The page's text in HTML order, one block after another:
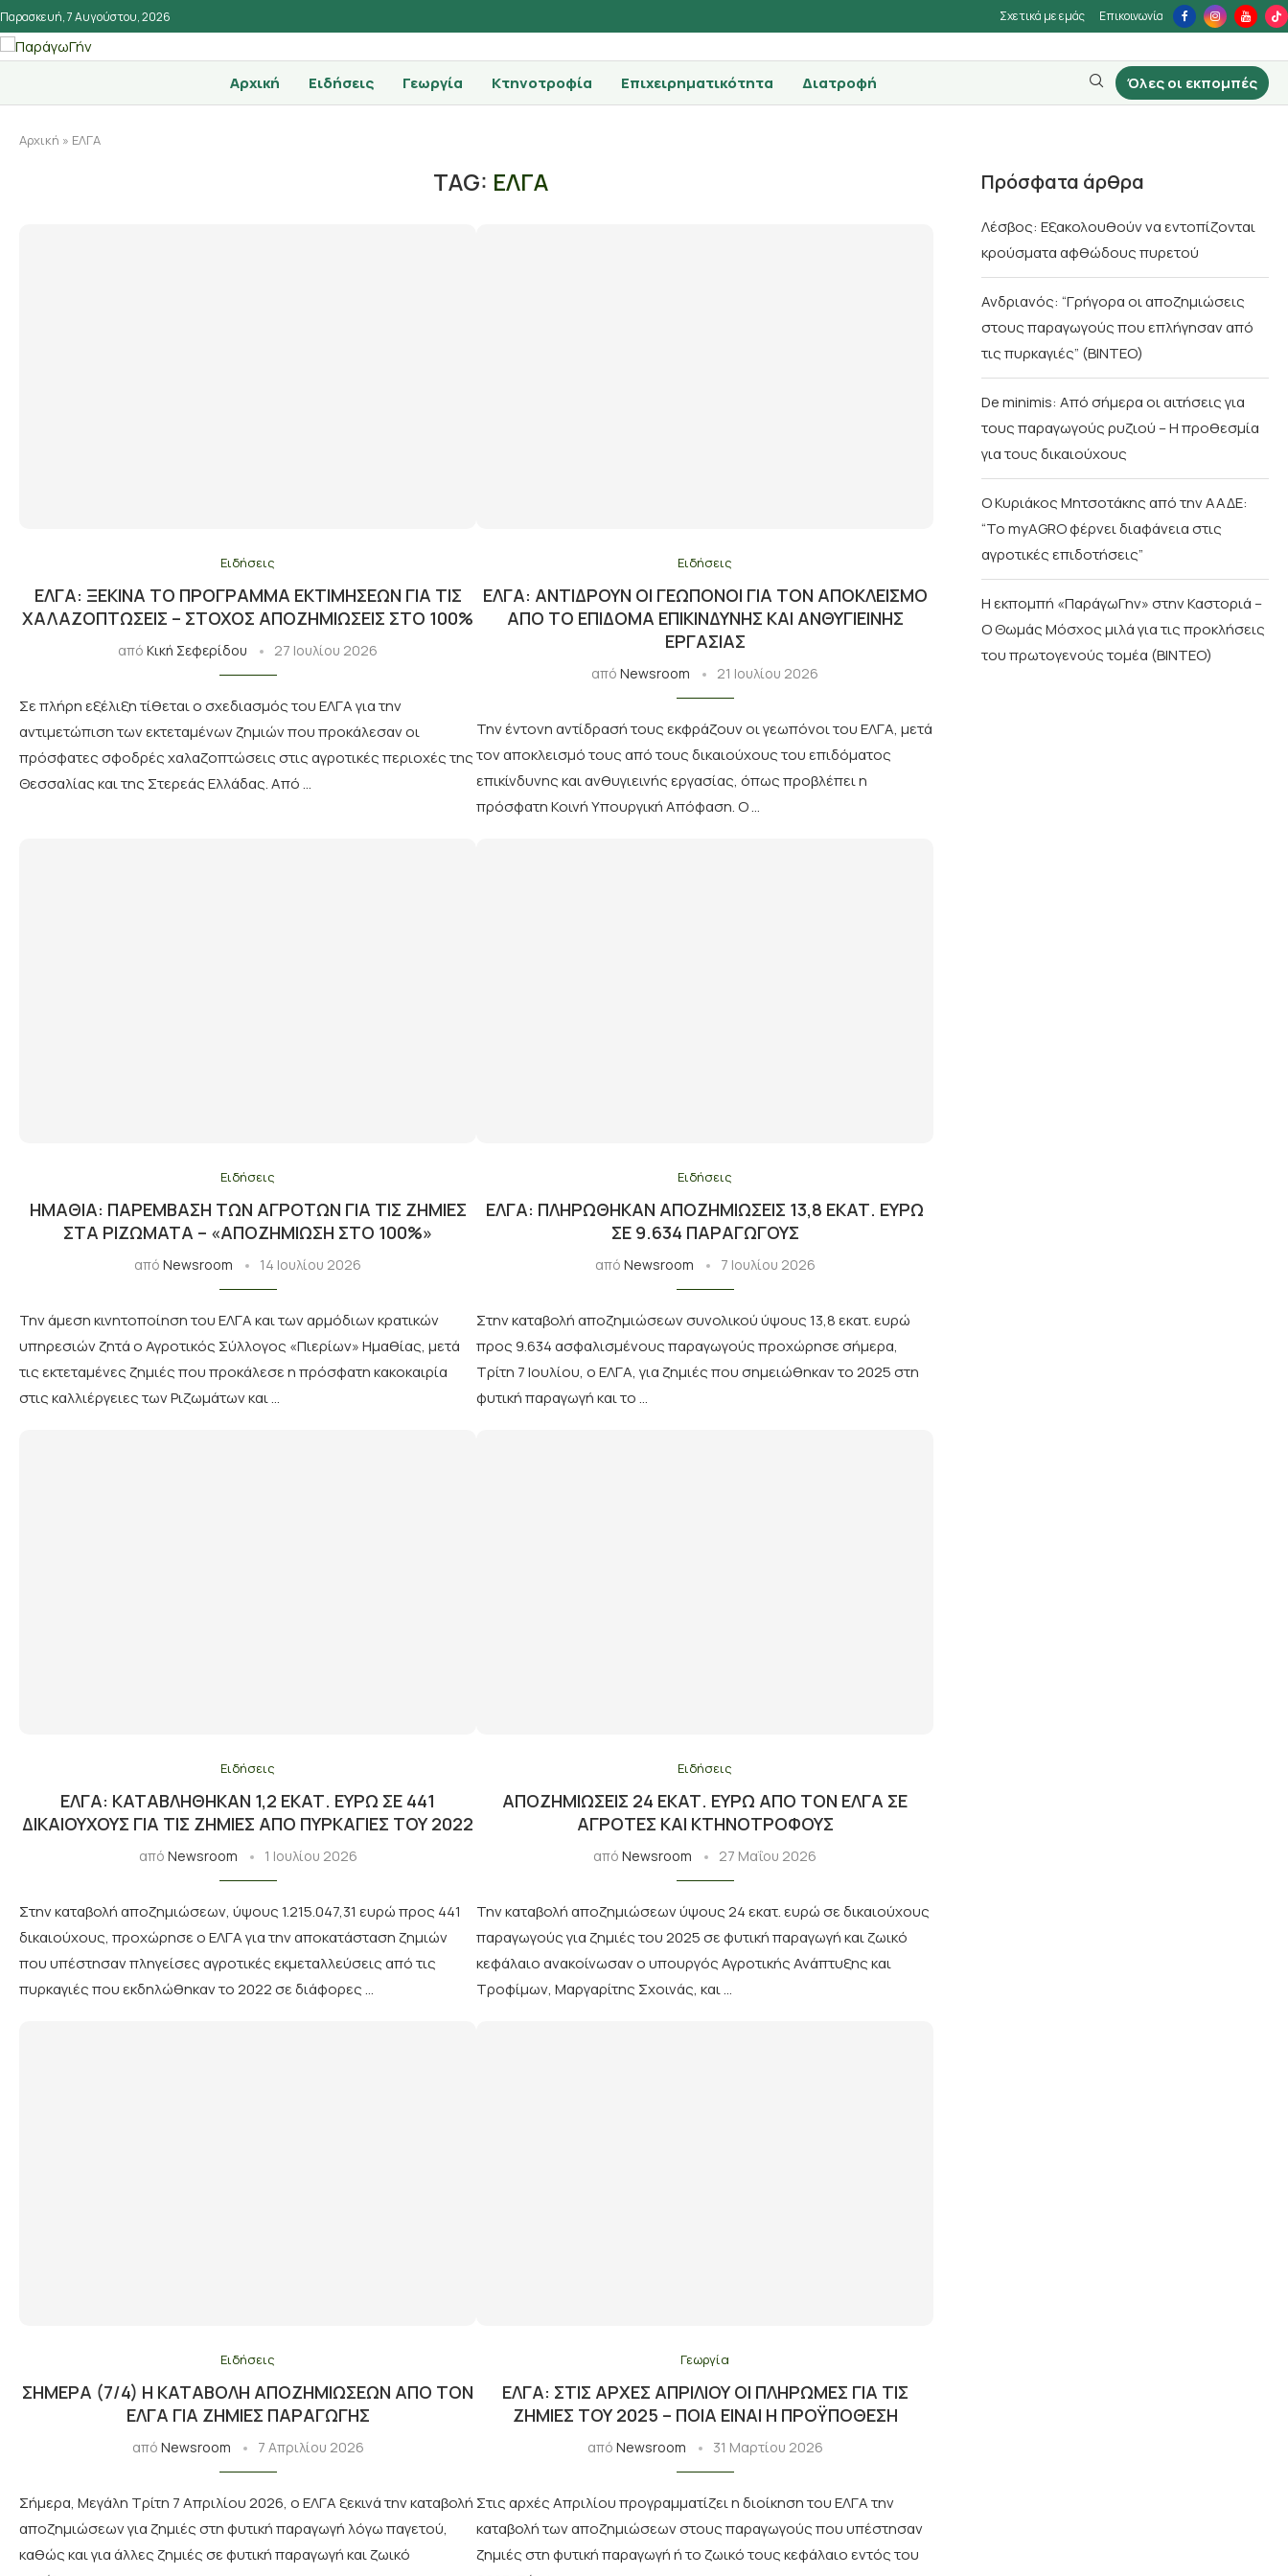
Παρασκευή, 7 Αυγούστου, 2026 Σχετικά με εμάς Επικοινωνία
Αρχική Ειδήσεις Γεωργία Κτηνοτροφία Επιχειρηματικότητα Διατροφή Όλες οι εκπομπές
Αρχική » ΕΛΓΑ
TAG: ΕΛΓΑ
Ειδήσεις
ΕΛΓΑ: ΞΕΚΙΝΆ ΤΟ ΠΡΌΓΡΑΜΜΑ ΕΚΤΙΜΉΣΕΩΝ ΓΙΑ ΤΙΣ
ΧΑΛΑΖΟΠΤΏΣΕΙΣ – ΣΤΌΧΟΣ ΑΠΟΖΗΜΙΏΣΕΙΣ ΣΤΟ 100%
από Κική Σεφερίδου 27 Ιουλίου 2026
Σε πλήρη εξέλιξη τίθεται ο σχεδιασμός του ΕΛΓΑ για την
αντιμετώπιση των εκτεταμένων ζημιών που προκάλεσαν οι
πρόσφατες σφοδρές χαλαζοπτώσεις στις αγροτικές περιοχές της
Θεσσαλίας και της Στερεάς Ελλάδας. Από …
Ειδήσεις
ΕΛΓΑ: ΑΝΤΙΔΡΟΎΝ ΟΙ ΓΕΩΠΌΝΟΙ ΓΙΑ ΤΟΝ ΑΠΟΚΛΕΙΣΜΌ
ΑΠΌ ΤΟ ΕΠΊΔΟΜΑ ΕΠΙΚΊΝΔΥΝΗΣ ΚΑΙ ΑΝΘΥΓΙΕΙΝΉΣ
ΕΡΓΑΣΊΑΣ
από Newsroom 21 Ιουλίου 2026
Την έντονη αντίδρασή τους εκφράζουν οι γεωπόνοι του ΕΛΓΑ, μετά
τον αποκλεισμό τους από τους δικαιούχους του επιδόματος
επικίνδυνης και ανθυγιεινής εργασίας, όπως προβλέπει η
πρόσφατη Κοινή Υπουργική Απόφαση. Ο …
Ειδήσεις
ΗΜΑΘΊΑ: ΠΑΡΈΜΒΑΣΗ ΤΩΝ ΑΓΡΟΤΏΝ ΓΙΑ ΤΙΣ ΖΗΜΙΈΣ
ΣΤΑ ΡΙΖΏΜΑΤΑ – «ΑΠΟΖΗΜΊΩΣΗ ΣΤΟ 100%»
από Newsroom 14 Ιουλίου 2026
Την άμεση κινητοποίηση του ΕΛΓΑ και των αρμόδιων κρατικών
υπηρεσιών ζητά ο Αγροτικός Σύλλογος «Πιερίων» Ημαθίας, μετά
τις εκτεταμένες ζημιές που προκάλεσε η πρόσφατη κακοκαιρία
στις καλλιέργειες των Ριζωμάτων και …
Ειδήσεις
ΕΛΓΑ: ΠΛΗΡΏΘΗΚΑΝ ΑΠΟΖΗΜΙΏΣΕΙΣ 13,8 ΕΚΑΤ. ΕΥΡΏ
ΣΕ 9.634 ΠΑΡΑΓΩΓΟΎΣ
από Newsroom 7 Ιουλίου 2026
Στην καταβολή αποζημιώσεων συνολικού ύψους 13,8 εκατ. ευρώ
προς 9.634 ασφαλισμένους παραγωγούς προχώρησε σήμερα,
Τρίτη 7 Ιουλίου, ο ΕΛΓΑ, για ζημιές που σημειώθηκαν το 2025 στη
φυτική παραγωγή και το …
Ειδήσεις
ΕΛΓΑ: ΚΑΤΑΒΛΉΘΗΚΑΝ 1,2 ΕΚΑΤ. ΕΥΡΏ ΣΕ 441
ΔΙΚΑΙΟΎΧΟΥΣ ΓΙΑ ΤΙΣ ΖΗΜΙΈΣ ΑΠΌ ΠΥΡΚΑΓΙΈΣ ΤΟΥ 2022
από Newsroom 1 Ιουλίου 2026
Στην καταβολή αποζημιώσεων, ύψους 1.215.047,31 ευρώ προς 441
δικαιούχους, προχώρησε ο ΕΛΓΑ για την αποκατάσταση ζημιών
που υπέστησαν πληγείσες αγροτικές εκμεταλλεύσεις από τις
πυρκαγιές που εκδηλώθηκαν το 2022 σε διάφορες …
Ειδήσεις
ΑΠΟΖΗΜΙΏΣΕΙΣ 24 ΕΚΑΤ. ΕΥΡΏ ΑΠΌ ΤΟΝ ΕΛΓΑ ΣΕ
ΑΓΡΌΤΕΣ ΚΑΙ ΚΤΗΝΟΤΡΌΦΟΥΣ
από Newsroom 27 Μαΐου 2026
Την καταβολή αποζημιώσεων ύψους 24 εκατ. ευρώ σε δικαιούχους
παραγωγούς για ζημιές του 2025 σε φυτική παραγωγή και ζωικό
κεφάλαιο ανακοίνωσαν ο υπουργός Αγροτικής Ανάπτυξης και
Τροφίμων, Μαργαρίτης Σχοινάς, και …
Ειδήσεις
ΣΉΜΕΡΑ (7/4) Η ΚΑΤΑΒΟΛΉ ΑΠΟΖΗΜΙΏΣΕΩΝ ΑΠΌ ΤΟΝ
ΕΛΓΑ ΓΙΑ ΖΗΜΙΈΣ ΠΑΡΑΓΩΓΉΣ
από Newsroom 7 Απριλίου 2026
Σήμερα, Μεγάλη Τρίτη 7 Απριλίου 2026, ο ΕΛΓΑ ξεκινά την καταβολή
αποζημιώσεων για ζημιές στη φυτική παραγωγή λόγω παγετού,
καθώς και για άλλες ζημιές σε φυτική παραγωγή και ζωικό
Γεωργία
ΕΛΓΑ: ΣΤΙΣ ΑΡΧΈΣ ΑΠΡΙΛΊΟΥ ΟΙ ΠΛΗΡΩΜΈΣ ΓΙΑ ΤΙΣ
ΖΗΜΙΈΣ ΤΟΥ 2025 – ΠΟΙΑ ΕΊΝΑΙ Η ΠΡΟΫΠΌΘΕΣΗ
από Newsroom 31 Μαρτίου 2026
Στις αρχές Απριλίου προγραμματίζει η διοίκηση του ΕΛΓΑ την
καταβολή των αποζημιώσεων στους παραγωγούς που υπέστησαν
ζημιές στη φυτική παραγωγή ή το ζωικό τους κεφάλαιο εντός του
Πρόσφατα άρθρα
Λέσβος: Εξακολουθούν να εντοπίζονται
κρούσματα αφθώδους πυρετού
Ανδριανός: “Γρήγορα οι αποζημιώσεις
στους παραγωγούς που επλήγησαν από
τις πυρκαγιές” (BINTEO)
De minimis: Από σήμερα οι αιτήσεις για
τους παραγωγούς ρυζιού – Η προθεσμία
για τους δικαιούχους
Ο Κυριάκος Μητσοτάκης από την ΑΑΔΕ:
“Το myAGRO φέρνει διαφάνεια στις
αγροτικές επιδοτήσεις”
Η εκπομπή «ΠαράγωΓην» στην Καστοριά –
Ο Θωμάς Μόσχος μιλά για τις προκλήσεις
του πρωτογενούς τομέα (ΒΙΝΤΕΟ)